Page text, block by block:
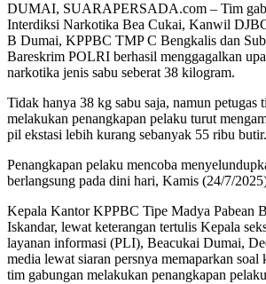
DUMAI, SUARAPERSADA.com – Tim
Interdiksi Narkotika Bea Cukai, Kanwil
B Dumai, KPPBC TMP C Bengkalis dan
Bareskrim POLRI berhasil menggagalkan
narkotika jenis sabu seberat 38 kilogram.
Tidak hanya 38 kg sabu saja, namun petugas
melakukan penangkapan pelaku turut
pil ekstasi lebih kurang sebanyak 55 ribu butir.
Penangkapan pelaku mencoba
berlangsung pada dini hari, Kamis (24/7/
Kepala Kantor KPPBC Tipe Madya Pabean
Iskandar, lewat keterangan tertulis Kepala
layanan informasi (PLI), Beacukai Dumai,
media lewat siaran persnya memaparkan
tim gabungan melakukan penangkapan